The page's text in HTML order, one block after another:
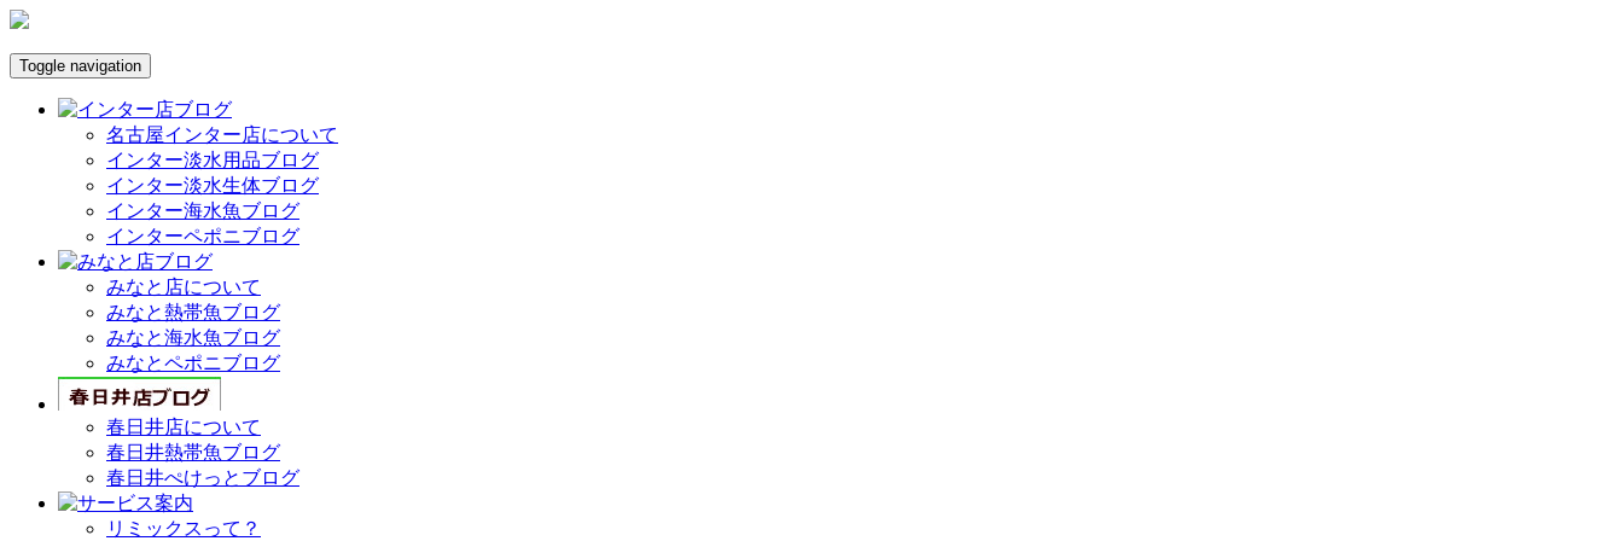
Toggle navigation
名古屋インター店について
インター淡水用品ブログ
インター淡水生体ブログ
インター海水魚ブログ
インターペポニブログ
みなと店について
みなと熱帯魚ブログ
みなと海水魚ブログ
みなとペポニブログ
春日井店について
春日井熱帯魚ブログ
春日井ぺけっとブログ
リミックスって？